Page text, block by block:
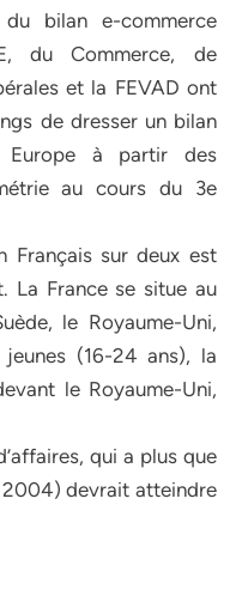
bilan e-commerce
du Commerce, de
et la FEVAD ont
de dresser un bilan
Europe à partir des
au cours du 3e
Français sur deux est
La France se situe au
le Royaume-Uni,
jeunes (16-24 ans), la
le Royaume-Uni,
qui a plus que
2004) devrait atteindre